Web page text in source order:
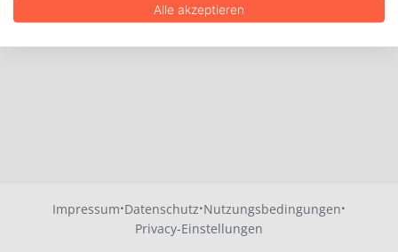
Impressum·Datenschutz·Nutzungsbedingungen·
Privacy-Einstellungen
Alle akzeptieren